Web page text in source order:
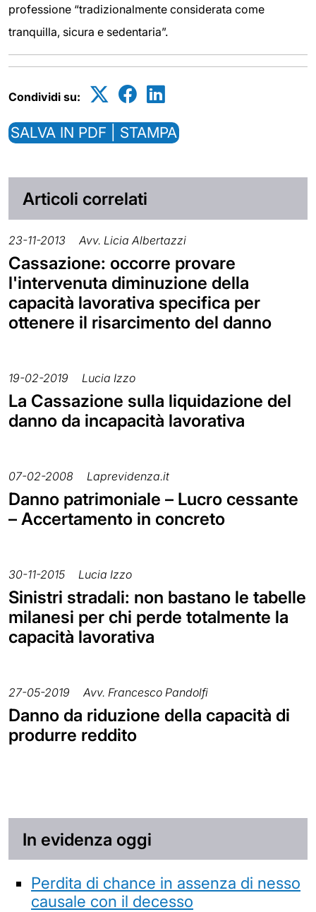
professione “tradizionalmente considerata come
tranquilla, sicura e sedentaria”.
Condividi su:
SALVA IN PDF | STAMPA
Articoli correlati
23-11-2013 Avv. Licia Albertazzi
Cassazione: occorre provare
l'intervenuta diminuzione della
capacità lavorativa specifica per
ottenere il risarcimento del danno
19-02-2019 Lucia Izzo
La Cassazione sulla liquidazione del
danno da incapacità lavorativa
07-02-2008 Laprevidenza.it
Danno patrimoniale – Lucro cessante
– Accertamento in concreto
30-11-2015 Lucia Izzo
Sinistri stradali: non bastano le tabelle
milanesi per chi perde totalmente la
capacità lavorativa
27-05-2019 Avv. Francesco Pandolfi
Danno da riduzione della capacità di
produrre reddito
In evidenza oggi
Perdita di chance in assenza di nesso
causale con il decesso